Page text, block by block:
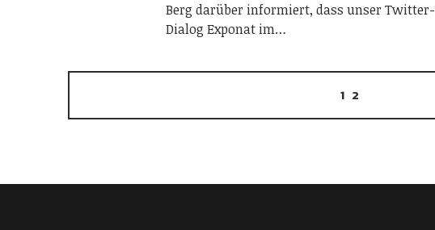
Berg darüber informiert, dass unser Twitter-
Dialog Exponat im…
1 2